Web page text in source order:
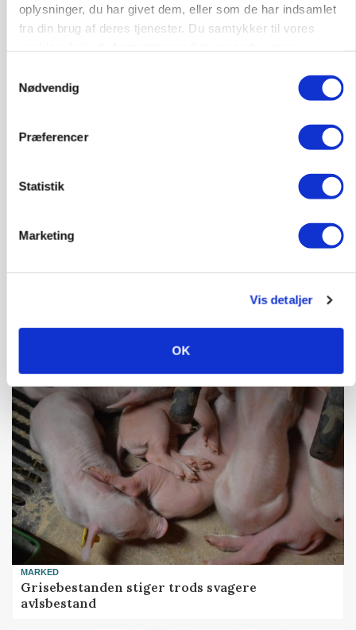
oplysninger, du har givet dem, eller som de har indsamlet
fra din brug af deres tjenester. Du samtykker til vores
Nødvendig
Præferencer
Statistik
Marketing
Vis detaljer
OK
KVÆG
MARKED
Grisebestanden stiger trods svagere
avlsbestand